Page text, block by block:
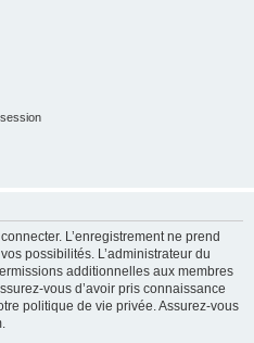
L’enregistrement ne prend
possibilités. L’administrateur du
additionnelles aux membres
vous d’avoir pris connaissance
politique de vie privée. Assurez-vous